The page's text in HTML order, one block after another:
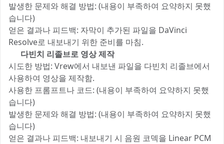
발생한 문제와 해결 방법: (내용이 부족하여 요약하지 못했
습니다)
얻은 결과나 피드백: 자막이 추가된 파일을 DaVinci
Resolve로 내보내기 위한 준비를 마침.
다빈치 리졸브로 영상 제작
시도한 방법: Vrew에서 내보낸 파일을 다빈치 리졸브에서
사용하여 영상을 제작함.
사용한 프롬프트나 코드: (내용이 부족하여 요약하지 못했
습니다)
발생한 문제와 해결 방법: (내용이 부족하여 요약하지 못했
습니다)
얻은 결과나 피드백: 내보내기 시 음원 코덱을 Linear PCM